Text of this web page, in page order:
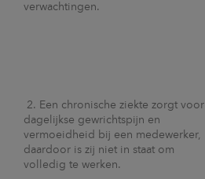
verwachtingen.
2. Een chronische ziekte zorgt voor
dagelijkse gewrichtspijn en
vermoeidheid bij een medewerker,
daardoor is zij niet in staat om
volledig te werken.